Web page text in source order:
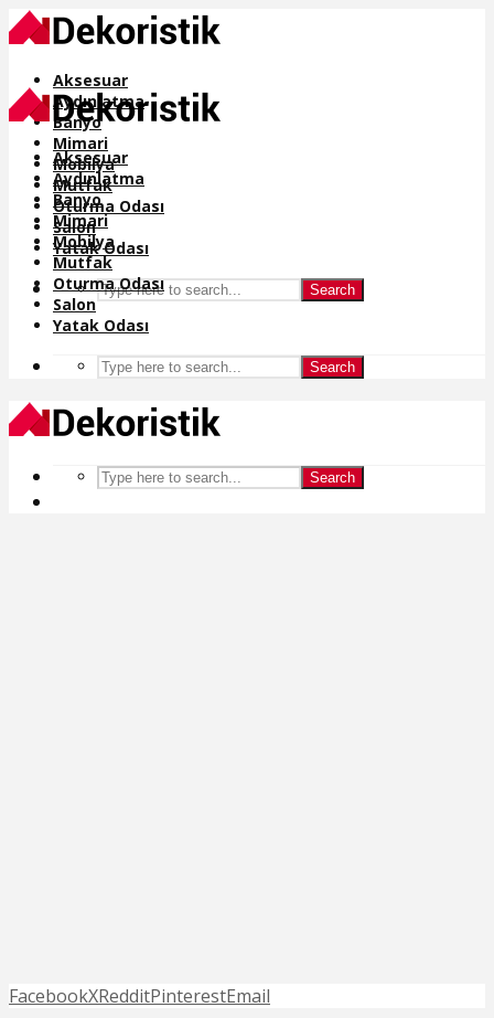
Aksesuar
Aydınlatma
Banyo
Mimari
Mobilya
Mutfak
Oturma Odası
Salon
Yatak Odası
Search
Aksesuar
Aydınlatma
Banyo
Mimari
Mobilya
Mutfak
Oturma Odası
Salon
Yatak Odası
Search
Search
FacebookXRedditPinterestEmail